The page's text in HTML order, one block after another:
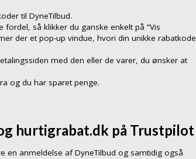
til DyneTilbud.
så klikker du ganske enkelt på ”Vis
der et pop-up vindue, hvori din unikke rabatkode
med den eller de varer, du ønsker at
og du har sparet penge.
hurtigrabat.dk på Trustpilot
en anmeldelse af DyneTilbud og samtidig også